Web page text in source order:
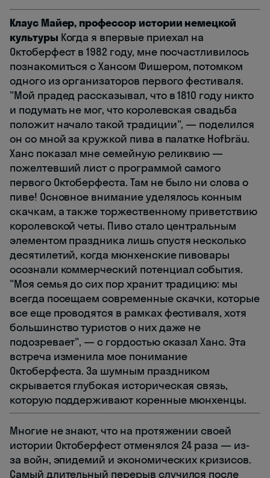
Клаус Майер, профессор истории немецкой
культуры Когда я впервые приехал на
Октоберфест в 1982 году, мне посчастливилось
познакомиться с Хансом Фишером, потомком
одного из организаторов первого фестиваля.
"Мой прадед рассказывал, что в 1810 году никто
и подумать не мог, что королевская свадьба
положит начало такой традиции", — поделился
он со мной за кружкой пива в палатке Hofbräu.
Ханс показал мне семейную реликвию —
пожелтевший лист с программой самого
первого Октоберфеста. Там не было ни слова о
пиве! Основное внимание уделялось конным
скачкам, а также торжественному приветствию
королевской четы. Пиво стало центральным
элементом праздника лишь спустя несколько
десятилетий, когда мюнхенские пивовары
осознали коммерческий потенциал события.
"Моя семья до сих пор хранит традицию: мы
всегда посещаем современные скачки, которые
все еще проводятся в рамках фестиваля, хотя
большинство туристов о них даже не
подозревает", — с гордостью сказал Ханс. Эта
встреча изменила мое понимание
Октоберфеста. За шумным праздником
скрывается глубокая историческая связь,
которую поддерживают коренные мюнхенцы.
Многие не знают, что на протяжении своей
истории Октоберфест отменялся 24 раза — из-
за войн, эпидемий и экономических кризисов.
Самый длительный перерыв случился после